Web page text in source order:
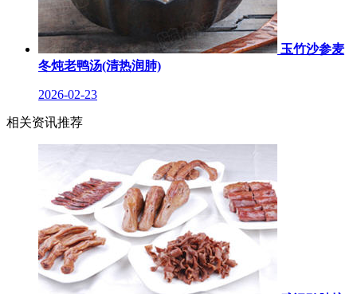
玉竹沙参麦
冬炖老鸭汤(清热润肺)
2026-02-23
相关资讯推荐